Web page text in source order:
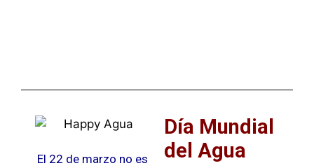
El 22 de marzo no es
Día Mundial
del Agua